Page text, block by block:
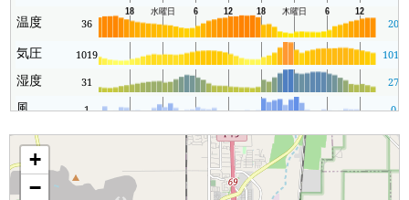
温度 36 20
気圧 1019 1015
湿度 31 27
風 1 0
+
−